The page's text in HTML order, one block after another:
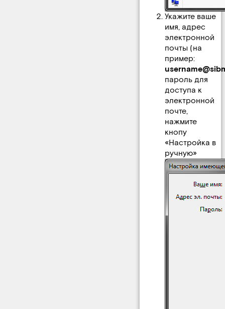
Укажите ваше
имя, адрес
электронной
почты (на
пример:
пароль для
доступа к
электронной
почте,
нажмите
кнопу
«Настройка в
ручную»